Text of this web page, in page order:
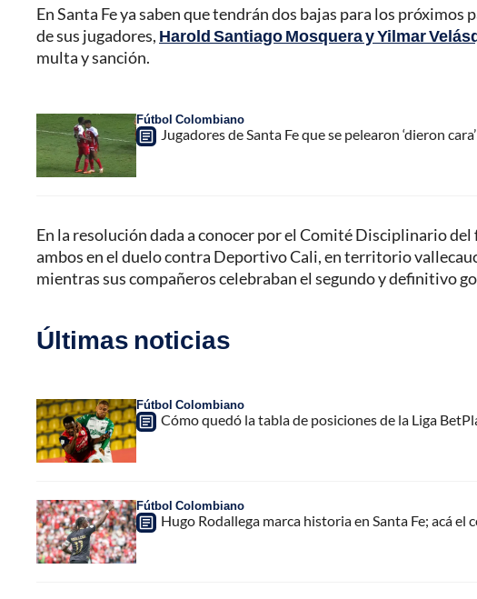
En Santa Fe ya saben que tendrán dos bajas para los
de sus jugadores, Harold Santiago Mosquera y Yilmar
multa y sanción.
Fútbol Colombiano
Jugadores de Santa Fe que se pelearon ‘dieron
En la resolución dada a conocer por el Comité Disciplinario
ambos en el duelo contra Deportivo Cali, en territorio
mientras sus compañeros celebraban el segundo y definitivo
Últimas noticias
Fútbol Colombiano
Cómo quedó la tabla de posiciones de la Liga
Fútbol Colombiano
Hugo Rodallega marca historia en Santa Fe; acá